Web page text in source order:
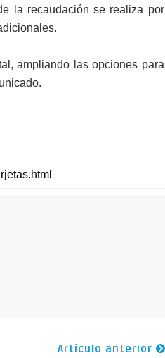
la recaudación se realiza por
ampliando las opciones para
Artículo anterior